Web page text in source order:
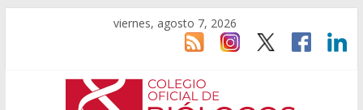
viernes, agosto 7, 2026